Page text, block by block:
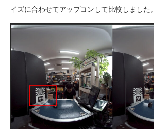
イズに合わせてアップコンして比較しました。